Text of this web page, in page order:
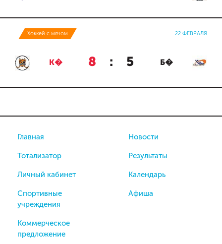
Хоккей с мячом 22 ФЕВРАЛЯ
К� 8 : 5 Б�
Главная
Тотализатор
Личный кабинет
Спортивные
учреждения
Коммерческое
предложение
Новости
Результаты
Календарь
Афиша